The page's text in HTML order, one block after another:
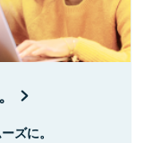
ズに。